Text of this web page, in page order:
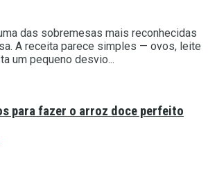
das sobremesas mais reconhecidas
A receita parece simples — ovos, leite
um pequeno desvio...
para fazer o arroz doce perfeito